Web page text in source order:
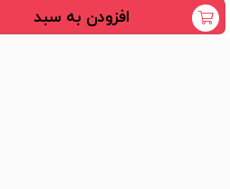
افزودن به سبدحریم خصوصی